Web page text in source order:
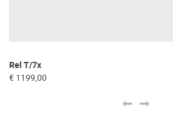
Rel T/7x
€ 1199,00